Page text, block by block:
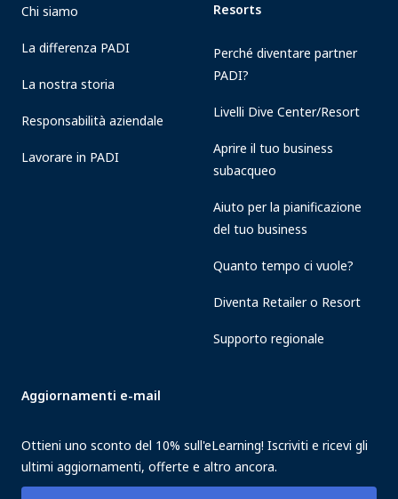
Chi siamo
La differenza PADI
La nostra storia
Responsabilità aziendale
Lavorare in PADI
Resorts
Perché diventare partner
PADI?
Livelli Dive Center/Resort
Aprire il tuo business
subacqueo
Aiuto per la pianificazione
del tuo business
Quanto tempo ci vuole?
Diventa Retailer o Resort
Supporto regionale
Aggiornamenti e-mail
Ottieni uno sconto del 10% sull'eLearning! Iscriviti e ricevi gli
ultimi aggiornamenti, offerte e altro ancora.